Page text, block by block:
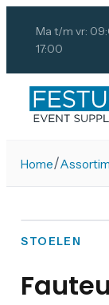
Ma t/m vr:
17:00
Home/
STOELEN